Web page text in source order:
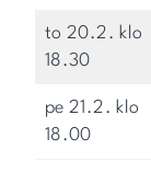
to 20.2. klo
18.30
pe 21.2. klo
18.00